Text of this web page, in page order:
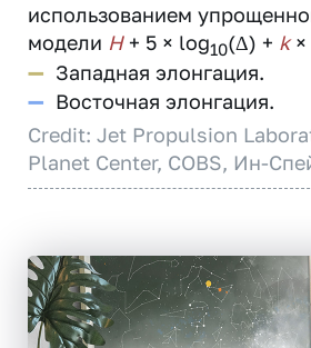
использованием
модели H+ 5 × log10(Δ) + k×
— Западная элонгация.
— Восточная элонгация.
Credit: Jet Propulsion
Planet Center, COBS, Ин-